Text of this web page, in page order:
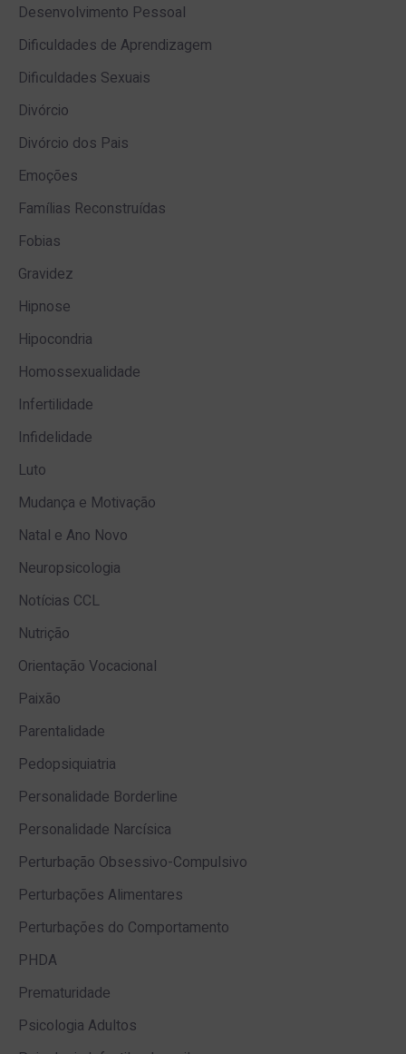
Desenvolvimento Pessoal
Dificuldades de Aprendizagem
Dificuldades Sexuais
Divórcio
Divórcio dos Pais
Emoções
Famílias Reconstruídas
Fobias
Gravidez
Hipnose
Hipocondria
Homossexualidade
Infertilidade
Infidelidade
Luto
Mudança e Motivação
Natal e Ano Novo
Neuropsicologia
Notícias CCL
Nutrição
Orientação Vocacional
Paixão
Parentalidade
Pedopsiquiatria
Personalidade Borderline
Personalidade Narcísica
Perturbação Obsessivo-Compulsivo
Perturbações Alimentares
Perturbações do Comportamento
PHDA
Prematuridade
Psicologia Adultos